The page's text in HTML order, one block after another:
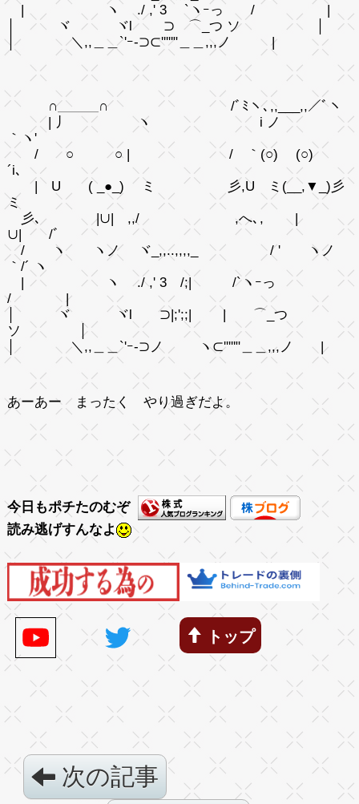
| ヽ ./ ,' 3 `ヽｰっ / |
│ ヾ ヾl ⊃ ⌒_つ ソ │
│ ＼,,＿＿`'ｰ-⊃⊂'''''"＿＿,,,ノ |
∩＿＿＿∩ /ﾞﾐヽ､,,___,,／ﾞヽ
| 丿 ヽ i ノ
｀ヽ'
/ ○ ○ | / ｀(○) (○)
´i､
| U ( _●_) ミ 彡,U ミ(__,▼_)彡
ミ
彡､ |∪| ,,/ ,へ､, |
∪| /ﾞ
/ ヽ ヽノ ヾ_,,..,,,,_ / ' ヽノ
｀/´ ヽ
| ヽ ./ ,' 3 /;| /`ヽｰっ
/ |
│ ヾ ヾl ⊃|;';;| | ⌒_つ
ソ │
│ ＼,,＿＿`'ｰ-⊃ノ ヽ⊂'''''"＿＿,,,ノ |
あーあー まったく やり過ぎだよ。
今日もポチたのむぞ
読み逃げすんなよ
トップ
次の記事